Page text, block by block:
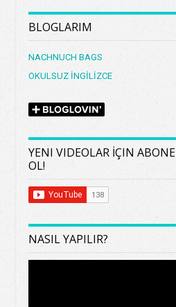
BLOGLARIM
NACHNUCH BAGS
OKULSUZ İNGİLİZCE
YENI VIDEOLAR İÇIN ABONE
OL!
NASIL YAPILIR?